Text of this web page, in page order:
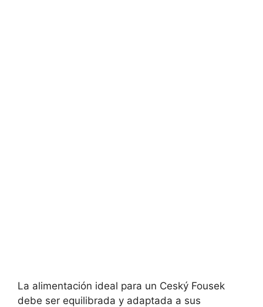
La alimentación ideal para un Ceský Fousek
debe ser equilibrada y adaptada a sus